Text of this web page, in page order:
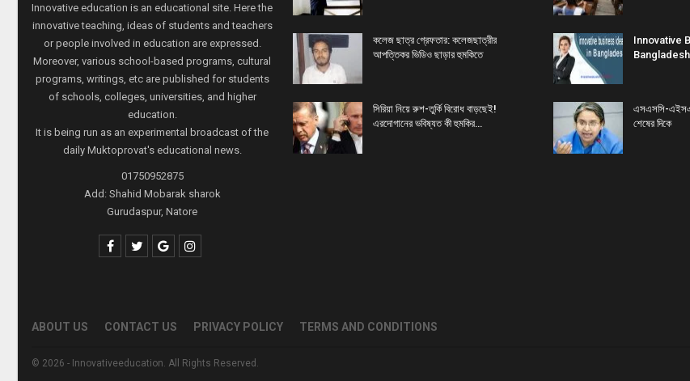
Innovative education is an educational site. Here the
innovative teaching, ideas of students and teachers
or people involved in education are expressed.
Moreover, various school-based programs, cultural
programs, writings, etc are published for students
of schools, colleges, universities, and higher
education.
It is being run as an experimental broadcast of the
daily Muktoprovat's educational news.
01750952875
Add: Shahid Mobarak sharok
Gurudaspur, Natore
কলেজ ছাত্র গ্রেফতার: কলেজছাত্রীর
আপত্তিকর ভিডিও ছাড়ার হুমকিতে
সিরিয়া নিয়ে রুশ-তুর্কি বিরোধ বাড়ছেই!
এরদোগানের ভবিষ্যত কী হুমকির…
Innovative
Bangladesh
এসএসসি-
শেষের দিকে
ABOUT US CONTACT US PRIVACY POLICY TERMS AND CONDITIONS
© 2026 - Innovativeeducation. All Rights Reserved.